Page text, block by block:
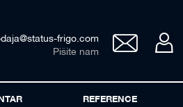
frigo.com
Pišite nam
REFERENCE